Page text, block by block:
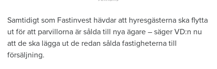
Samtidigt som Fastinvest hävdar att hyresgästerna ska flytta
ut för att parvillorna är sålda till nya ägare – säger VD:n nu
att de ska lägga ut de redan sålda fastigheterna till
försäljning.